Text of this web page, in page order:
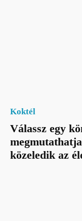
Koktél
Válassz egy
közeledik az